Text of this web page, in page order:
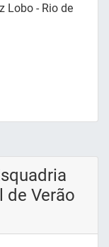
Lobo - Rio de
de Verão